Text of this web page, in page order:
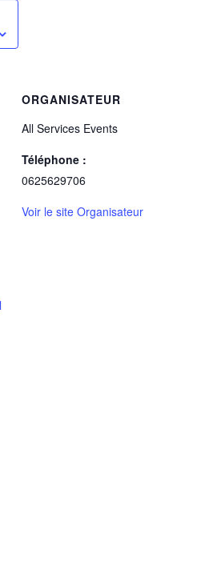
ORGANISATEUR
All Services Events
Téléphone :
0625629706
Voir le site Organisateur